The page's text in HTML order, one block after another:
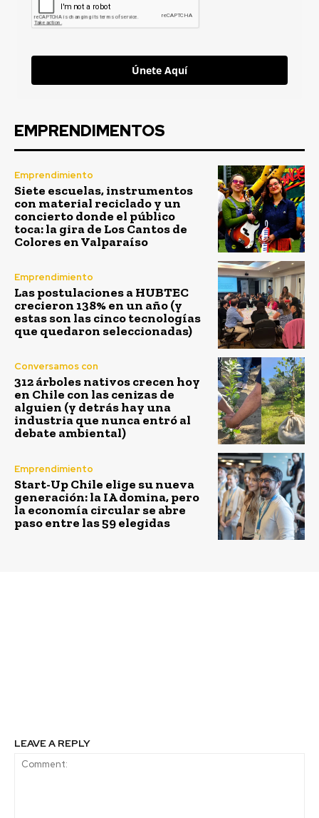
Únete Aquí
EMPRENDIMENTOS
Emprendimiento
Siete escuelas, instrumentos
con material reciclado y un
concierto donde el público
toca: la gira de Los Cantos de
Colores en Valparaíso
Emprendimiento
Las postulaciones a HUBTEC
crecieron 138% en un año (y
estas son las cinco tecnologías
que quedaron seleccionadas)
Conversamos con
312 árboles nativos crecen hoy
en Chile con las cenizas de
alguien (y detrás hay una
industria que nunca entró al
debate ambiental)
Emprendimiento
Start-Up Chile elige su nueva
generación: la IA domina, pero
la economía circular se abre
paso entre las 59 elegidas
LEAVE A REPLY